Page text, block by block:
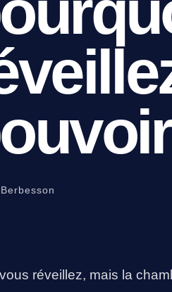
réveillez, mais la